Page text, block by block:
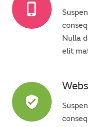
phone_iphone
Nulla
elit
verified_user